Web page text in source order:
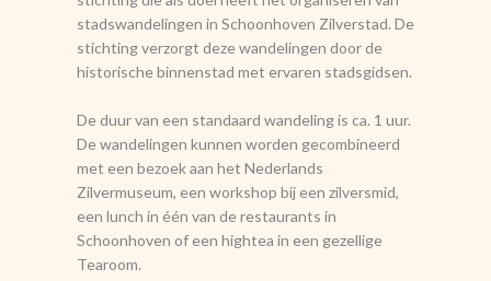
stadswandelingen in Schoonhoven Zilverstad. De
stichting verzorgt deze wandelingen door de
historische binnenstad met ervaren stadsgidsen.
De duur van een standaard wandeling is ca. 1 uur.
De wandelingen kunnen worden gecombineerd
met een bezoek aan het Nederlands
Zilvermuseum, een workshop bij een zilversmid,
een lunch in één van de restaurants in
Schoonhoven of een hightea in een gezellige
Tearoom.